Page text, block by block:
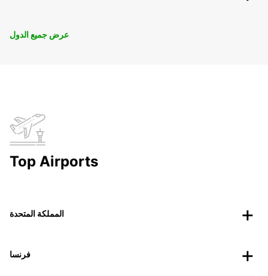
عرض جميع الدول
Top Airports
المملكة المتحدة
فرنسا